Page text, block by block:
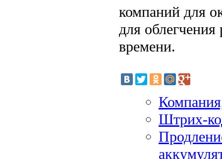
компаний для
для
времени.
Штрих-